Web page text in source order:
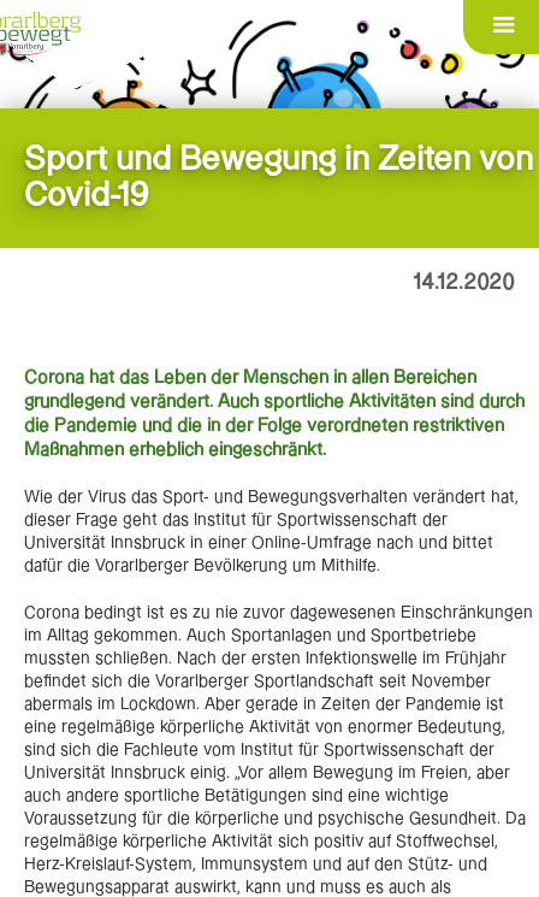
Sport und Bewegung in Zeiten von
Covid-19
14.12.2020
Corona hat das Leben der Menschen in allen Bereichen
grundlegend verändert. Auch sportliche Aktivitäten sind durch
die Pandemie und die in der Folge verordneten restriktiven
Maßnahmen erheblich eingeschränkt.
Wie der Virus das Sport- und Bewegungsverhalten verändert hat,
dieser Frage geht das Institut für Sportwissenschaft der
Universität Innsbruck in einer Online-Umfrage nach und bittet
dafür die Vorarlberger Bevölkerung um Mithilfe.
Corona bedingt ist es zu nie zuvor dagewesenen Einschränkungen
im Alltag gekommen. Auch Sportanlagen und Sportbetriebe
mussten schließen. Nach der ersten Infektionswelle im Frühjahr
befindet sich die Vorarlberger Sportlandschaft seit November
abermals im Lockdown. Aber gerade in Zeiten der Pandemie ist
eine regelmäßige körperliche Aktivität von enormer Bedeutung,
sind sich die Fachleute vom Institut für Sportwissenschaft der
Universität Innsbruck einig. „Vor allem Bewegung im Freien, aber
auch andere sportliche Betätigungen sind eine wichtige
Voraussetzung für die körperliche und psychische Gesundheit. Da
regelmäßige körperliche Aktivität sich positiv auf Stoffwechsel,
Herz-Kreislauf-System, Immunsystem und auf den Stütz- und
Bewegungsapparat auswirkt, kann und muss es auch als